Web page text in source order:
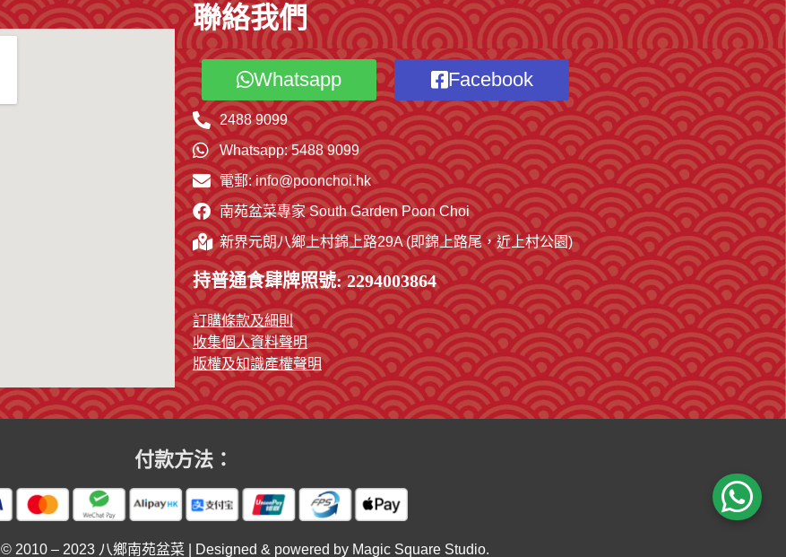
聯絡我們
Whatsapp Facebook
2488 9099
Whatsapp: 5488 9099
電郵: info@poonchoi.hk
南苑盆菜專家 South Garden Poon Choi
新界元朗八鄉上村錦上路29A (即錦上路尾，近上村公園)
持普通食肆牌照號: 2294003864
訂購條款及細則
收集個人資料聲明
版權及知識產權聲明
付款方法：
© 2010 – 2023 八鄉南苑盆菜 | Designed & powered by Magic Square Studio.